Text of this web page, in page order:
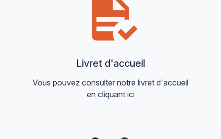
Livret d'accueil
Vous pouvez consulter notre livret d'accueil
en cliquant ici